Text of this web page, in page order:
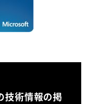
術情報の掲